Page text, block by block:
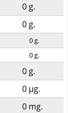
0 g.
0 g.
0g.
0g.
0 g.
0 µg.
0 mg.